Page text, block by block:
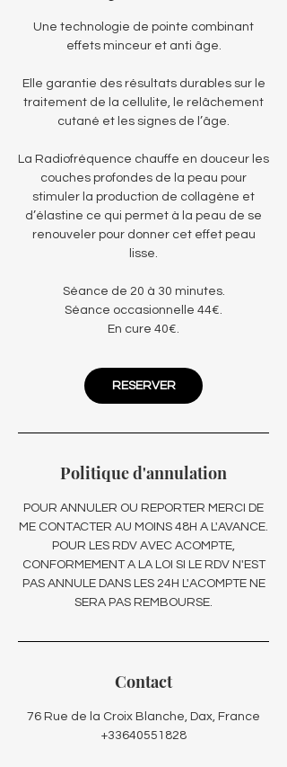
Une technologie de pointe combinant
effets minceur et anti âge.
Elle garantie des résultats durables sur le
traitement de la cellulite, le relâchement
cutané et les signes de l’âge.
La Radiofréquence chauffe en douceur les
couches profondes de la peau pour
stimuler la production de collagène et
d’élastine ce qui permet à la peau de se
renouveler pour donner cet effet peau
lisse.
Séance de 20 à 30 minutes.
Séance occasionnelle 44€.
En cure 40€.
RESERVER
Politique d'annulation
POUR ANNULER OU REPORTER MERCI DE
ME CONTACTER AU MOINS 48H A L'AVANCE.
POUR LES RDV AVEC ACOMPTE,
CONFORMEMENT A LA LOI SI LE RDV N'EST
PAS ANNULE DANS LES 24H L'ACOMPTE NE
SERA PAS REMBOURSE.
Contact
76 Rue de la Croix Blanche, Dax, France
+33640551828